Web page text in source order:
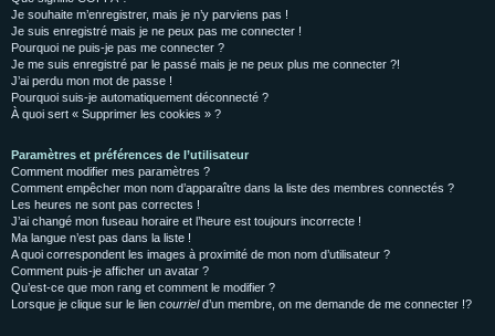
Je souhaite m’enregistrer, mais je n’y parviens pas !
Je suis enregistré mais je ne peux pas me connecter !
Pourquoi ne puis-je pas me connecter ?
Je me suis enregistré par le passé mais je ne peux plus me connecter ?!
J’ai perdu mon mot de passe !
Pourquoi suis-je automatiquement déconnecté ?
À quoi sert « Supprimer les cookies » ?
Paramètres et préférences de l’utilisateur
Comment modifier mes paramètres ?
Comment empêcher mon nom d’apparaître dans la liste des membres connectés ?
Les heures ne sont pas correctes !
J’ai changé mon fuseau horaire et l’heure est toujours incorrecte !
Ma langue n’est pas dans la liste !
A quoi correspondent les images à proximité de mon nom d’utilisateur ?
Comment puis-je afficher un avatar ?
Qu’est-ce que mon rang et comment le modifier ?
Lorsque je clique sur le lien courrield’un membre, on me demande de me connecter !?